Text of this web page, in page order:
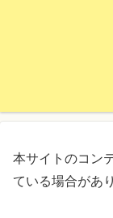
本サイトのコン
ている場合があ